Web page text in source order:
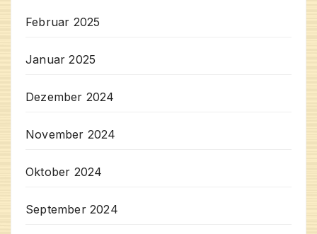
Februar 2025
Januar 2025
Dezember 2024
November 2024
Oktober 2024
September 2024